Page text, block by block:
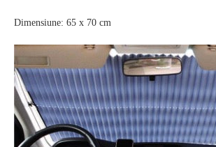
Dimensiune: 65 x 70 cm